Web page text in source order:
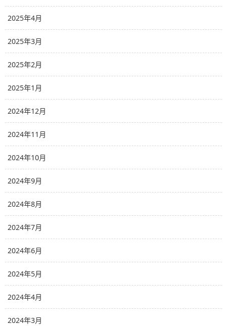
2025年4月
2025年3月
2025年2月
2025年1月
2024年12月
2024年11月
2024年10月
2024年9月
2024年8月
2024年7月
2024年6月
2024年5月
2024年4月
2024年3月